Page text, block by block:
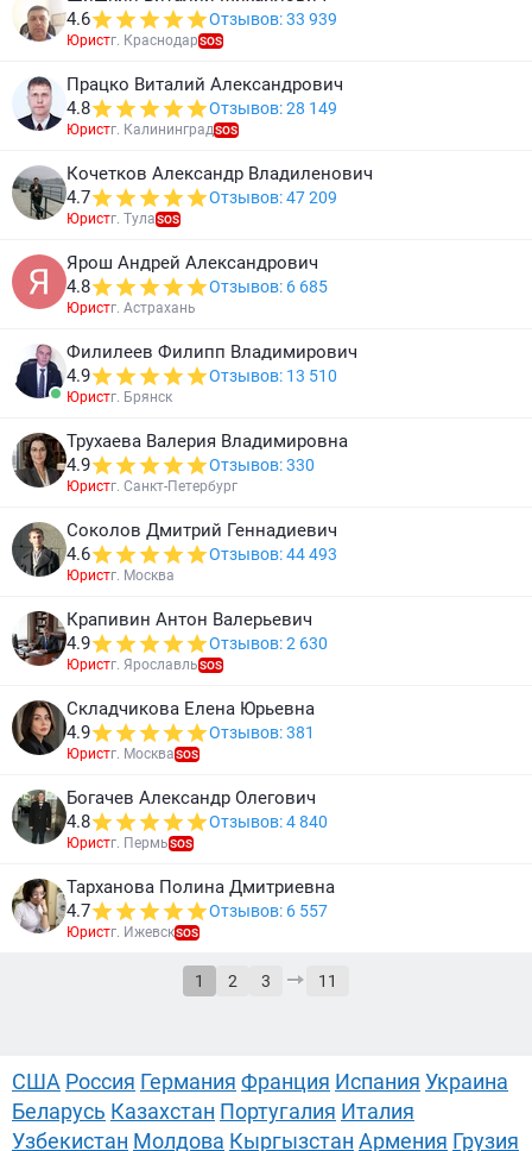
4.6
Отзывов: 33 939
Юристг. КраснодарSOS
Працко Виталий Александрович
4.8
Отзывов: 28 149
Юристг. КалининградSOS
Кочетков Александр Владиленович
4.7
Отзывов: 47 209
Юристг. ТулаSOS
Ярош Андрей Александрович
4.8
Отзывов: 6 685
Юристг. Астрахань
Филилеев Филипп Владимирович
4.9
Отзывов: 13 510
Юристг. Брянск
Трухаева Валерия Владимировна
4.9
Отзывов: 330
Юристг. Санкт-Петербург
Соколов Дмитрий Геннадиевич
4.6
Отзывов: 44 493
Юристг. Москва
Крапивин Антон Валерьевич
4.9
Отзывов: 2 630
Юристг. ЯрославльSOS
Складчикова Елена Юрьевна
4.9
Отзывов: 381
Юристг. МоскваSOS
Богачев Александр Олегович
4.8
Отзывов: 4 840
Юристг. ПермьSOS
Тарханова Полина Дмитриевна
4.7
Отзывов: 6 557
Юристг. ИжевскSOS
1 2 3 11
США Россия Германия Франция Испания Украина
Беларусь Казахстан Португалия Италия
Узбекистан Молдова Кыргызстан Армения Грузия